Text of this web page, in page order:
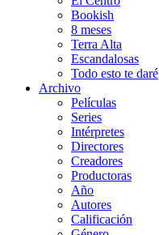
Bookish
8 meses
Terra Alta
Escandalosas
Todo esto te daré
Archivo
Películas
Series
Intérpretes
Directores
Creadores
Productoras
Año
Autores
Calificación